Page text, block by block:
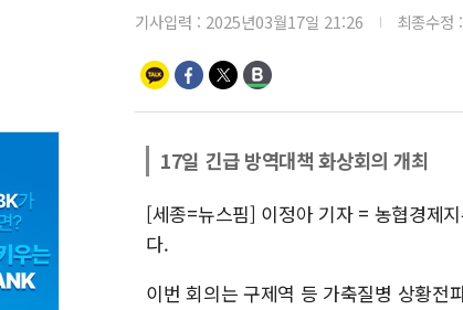
기사입력 : 2025년03월17일 21:26 최종수정 :
17일 긴급 방역대책 화상회의 개최
[세종=뉴스핌] 이정아 기자 = 농협경제
다.
이번 회의는 구제역 등 가축질병 상황전